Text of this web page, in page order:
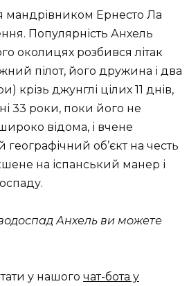
мандрівником Ернесто Ла
Популярність Анхель
околицях розбився літак
пілот, його дружина і два
крізь джунглі цілих 11 днів,
33 роки, поки його не
відома, і вчене
об’єкт на честь
на іспанський манер і
Анхель ви можете
у нашого чат-бота у